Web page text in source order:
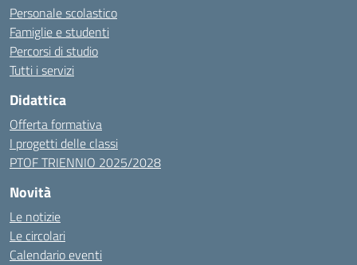
Personale scolastico
Famiglie e studenti
Percorsi di studio
Tutti i servizi
Didattica
Offerta formativa
I progetti delle classi
PTOF TRIENNIO 2025/2028
Novità
Le notizie
Le circolari
Calendario eventi